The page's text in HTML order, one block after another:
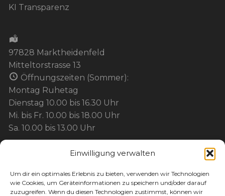
Einwilligung verwalten
Um dir ein optimales Erlebnis zu bieten, verwenden wir Technologien
wie Cookies, um Geräteinformationen zu speichern und/oder darauf
zuzugreifen. Wenn du diesen Technologien zustimmst, können wir
KI Transparenz
97828 Marktheidenfeld
Mitteltorstrasse 13
Öffnungszeiten (Sommer):
Montag Ruhetag
Dienstag 10.00 bis 16.30 Uhr
Mi. bis Fr. 10.00 bis 18.00 Uhr
Sa. 10.00 bis 13.00 Uhr
Barzahlung